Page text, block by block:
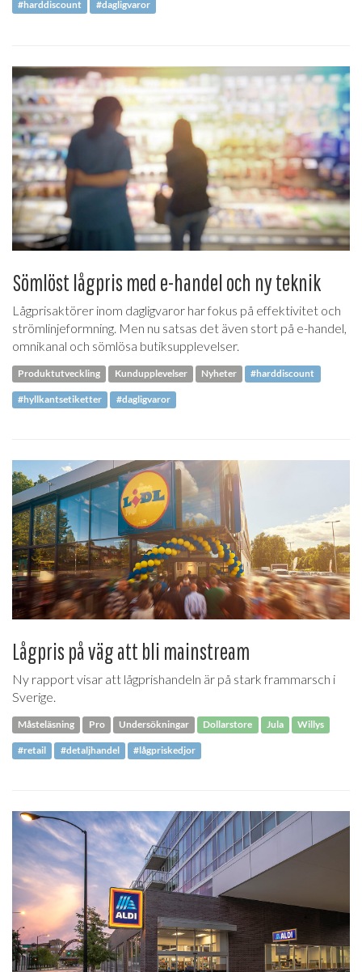
#harddiscount #dagligvaror
Sömlöst lågpris med e-handel och ny teknik
Lågprisaktörer inom dagligvaror har fokus på effektivitet och
strömlinjeformning. Men nu satsas det även stort på e-handel,
omnikanal och sömlösa butiksupplevelser.
Produktutveckling Kundupplevelser Nyheter #harddiscount
#hyllkantsetiketter #dagligvaror
Lågpris på väg att bli mainstream
Ny rapport visar att lågprishandeln är på stark frammarsch i
Sverige.
Måsteläsning Pro Undersökningar Dollarstore Jula Willys
#retail #detaljhandel #lågpriskedjor